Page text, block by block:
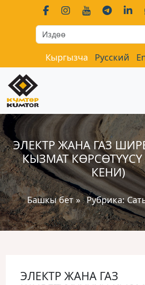
Кыргызча Русский
ЭЛЕКТР ЖАНА ГАЗ
КЫЗМАТ
КЕНИ)
Башкы бет» Рубрика:
ЭЛЕКТР ЖАНА ГАЗ